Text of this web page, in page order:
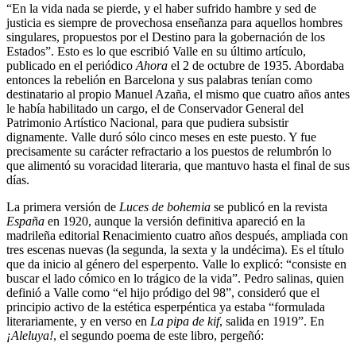
“En la vida nada se pierde, y el haber sufrido hambre y sed de
justicia es siempre de provechosa enseñanza para aquellos hombres
singulares, propuestos por el Destino para la gobernación de los
Estados”. Esto es lo que escribió Valle en su último artículo,
publicado en el periódico Ahora el 2 de octubre de 1935. Abordaba
entonces la rebelión en Barcelona y sus palabras tenían como
destinatario al propio Manuel Azaña, el mismo que cuatro años antes
le había habilitado un cargo, el de Conservador General del
Patrimonio Artístico Nacional, para que pudiera subsistir
dignamente. Valle duró sólo cinco meses en este puesto. Y fue
precisamente su carácter refractario a los puestos de relumbrón lo
que alimentó su voracidad literaria, que mantuvo hasta el final de sus
días.
La primera versión de Luces de bohemia se publicó en la revista
España en 1920, aunque la versión definitiva apareció en la
madrileña editorial Renacimiento cuatro años después, ampliada con
tres escenas nuevas (la segunda, la sexta y la undécima). Es el título
que da inicio al género del esperpento. Valle lo explicó: “consiste en
buscar el lado cómico en lo trágico de la vida”. Pedro salinas, quien
definió a Valle como “el hijo pródigo del 98”, consideró que el
principio activo de la estética esperpéntica ya estaba “formulada
literariamente, y en verso en La pipa de kif, salida en 1919”. En
¡Aleluya!, el segundo poema de este libro, pergeñó: